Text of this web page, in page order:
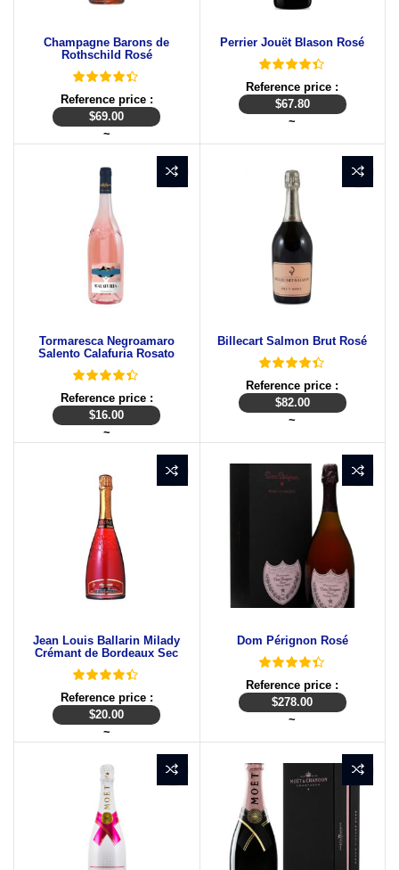
Champagne Barons de
Rothschild Rosé
Reference price :
$69.00
~
Perrier Jouët Blason Rosé
Reference price :
$67.80
~
Tormaresca Negroamaro
Salento Calafuria Rosato
Reference price :
$16.00
~
Billecart Salmon Brut Rosé
Reference price :
$82.00
~
Jean Louis Ballarin Milady
Crémant de Bordeaux Sec
Reference price :
$20.00
~
Dom Pérignon Rosé
Reference price :
$278.00
~